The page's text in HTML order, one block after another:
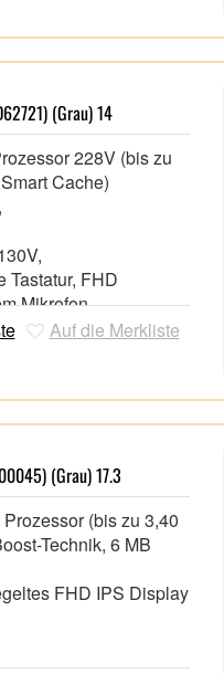
2.0,
(Grau) 14
228V (bis zu
Cache)
Tastatur, FHD
Mikrofon
5.4,
Bit,
Hz Display (2.880 x
Auf die Merkliste
(Grau) 17.3
(bis zu 3,40
Technik, 6 MB
FHD IPS Display